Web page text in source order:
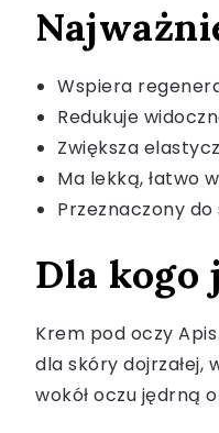
Wspiera
Redukuje
Zwiększa
Ma lekką, łatwo
Przeznaczony
Dla
Krem pod oczy
dla skóry
wokół oczu jędrną